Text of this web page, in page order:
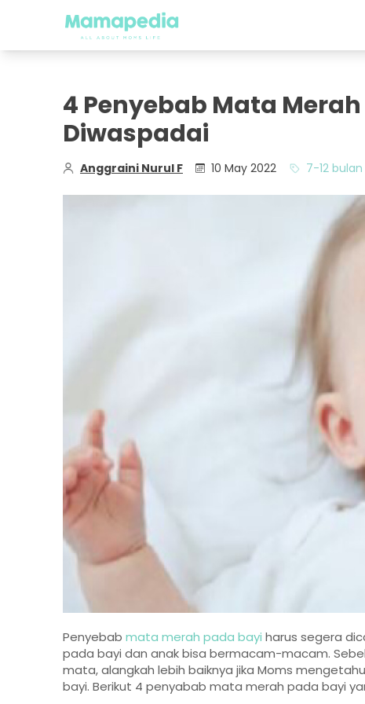
4 Penyebab Mata
Diwaspadai
Anggraini Nurul F 10 May 2022 7-12 bulan
Penyebab mata merah pada bayi harus segera
pada bayi dan anak bisa bermacam-macam.
mata, alangkah lebih baiknya jika Moms
bayi. Berikut 4 penyabab mata merah pada bayi